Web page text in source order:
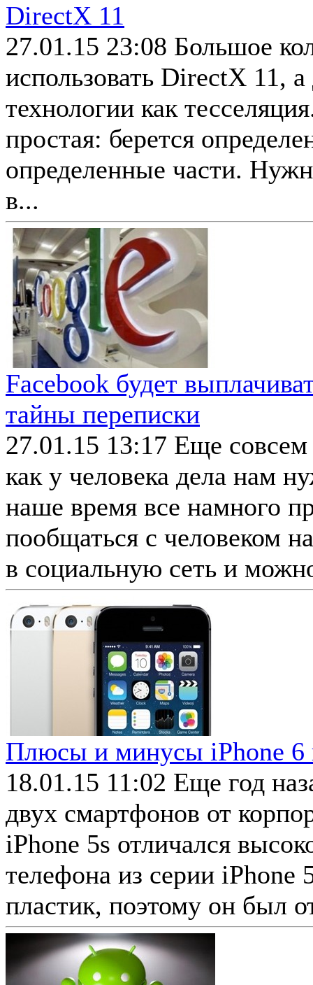
DirectX 11
27.01.15 23:08 Большое
использовать DirectX 11,
технологии как
простая: берется
определенные части.
в...
Facebook будет
тайны переписки
27.01.15 13:17 Еще совсем
как у человека дела нам
наше время все намного
пообщаться с человеком
в социальную сеть и
Плюсы и минусы iPhone 6
18.01.15 11:02 Еще год
двух смартфонов от
iPhone 5s отличался
телефона из серии iPhone
пластик, поэтому он был